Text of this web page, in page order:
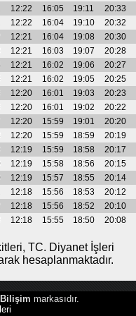
12:22 16:05 19:11
20:33
12:22 16:04 19:10
20:32
12:21 16:04 19:08
20:30
12:21 16:03 19:07
20:28
12:21 16:02 19:06
20:27
12:21 16:02 19:05
20:25
12:20 16:01 19:03
20:23
12:20 16:01 19:02
20:22
12:20 15:59 19:01
20:20
12:20 15:59 18:59
20:19
12:19 15:59 18:58
20:17
12:19 15:58 18:56
20:15
12:19 15:57 18:55
20:14
12:18 15:56 18:53
20:12
12:18 15:56 18:52
20:10
12:18 15:55 18:50 20:08
TC. Diyanet İşleri
hesaplanmaktadır.
markasıdır.